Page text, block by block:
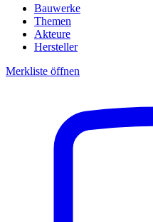
Bauwerke
Themen
Akteure
Hersteller
Merkliste öffnen